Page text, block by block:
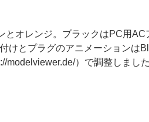
とオレンジ。ブラックはPC用
けとプラグのアニメーションは
modelviewer.de/）で調整しまし